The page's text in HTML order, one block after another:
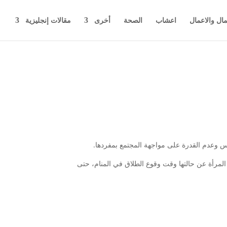
والاعمال اعشاب الصحة أخرى مقالات إنجليزية
وعدم القدرة على مواجهة المجتمع بمفردها.
عن حالتها وقت وقوع الطلاق في المنام، حتى